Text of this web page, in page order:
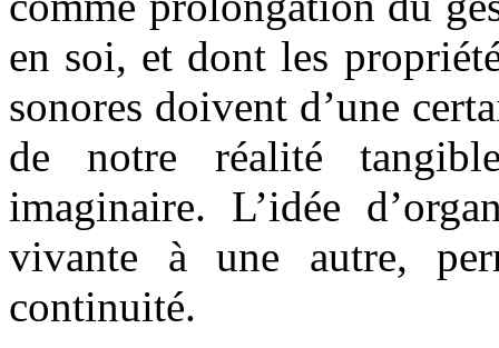
en soi, et dont les
sonores doivent d’une
de notre réalité
imaginaire. L’idée
vivante à une autre,
continuité.